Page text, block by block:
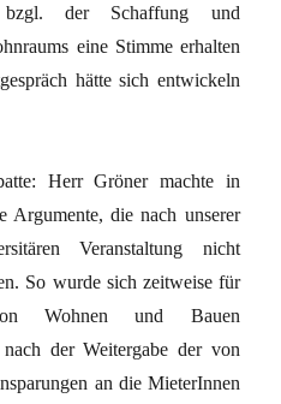
bzgl. der Schaffung und
eine Stimme erhalten
hätte sich entwickeln
Herr Gröner machte in
Argumente, die nach unserer
Veranstaltung nicht
So wurde sich zeitweise für
Wohnen und Bauen
der Weitergabe der von
an die MieterInnen